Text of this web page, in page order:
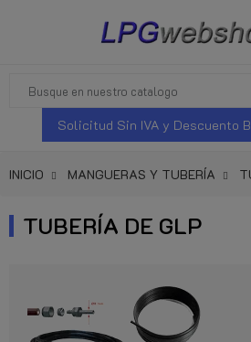
Solicitud Sin IVA y Descuento
INICIO MANGUERAS Y TUBERÍA
TUBERÍA DE GLP